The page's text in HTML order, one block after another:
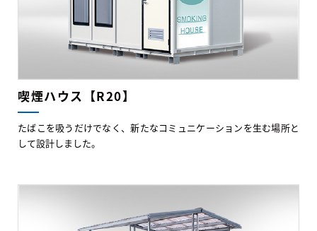
喫煙ハウス【R20】
たばこを吸うだけでなく、新たなコミュニケーションを生む場所と
して設計しました。